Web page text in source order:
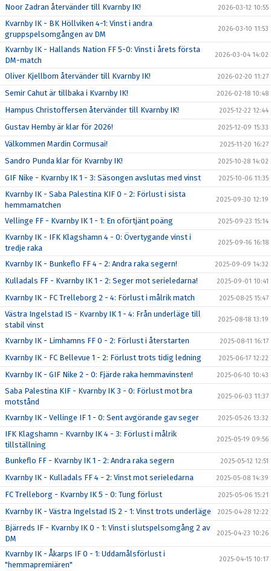
Noor Zadran återvänder till Kvarnby IK! 2026-03-12 10:55
Kvarnby IK - BK Höllviken 4-1: Vinst i andra
gruppspelsomgången av DM
2026-03-10 11:53
Kvarnby IK - Hallands Nation FF 5-0: Vinst i årets första
DM-match
2026-03-04 14:02
Oliver Kjellbom återvänder till Kvarnby IK! 2026-02-20 11:27
Semir Cahut är tillbaka i Kvarnby IK! 2026-02-18 10:48
Hampus Christoffersen återvänder till Kvarnby IK! 2025-12-22 12:44
Gustav Hemby är klar för 2026! 2025-12-09 15:33
Välkommen Mardin Cormusai! 2025-11-20 16:27
Sandro Punda klar för Kvarnby IK! 2025-10-28 14:02
GIF Nike - Kvarnby IK 1 - 3: Säsongen avslutas med vinst 2025-10-06 11:35
Kvarnby IK - Saba Palestina KIF 0 - 2: Förlust i sista
hemmamatchen
2025-09-30 12:19
Vellinge FF - Kvarnby IK 1 - 1: En oförtjänt poäng 2025-09-23 15:14
Kvarnby IK - IFK Klagshamn 4 - 0: Övertygande vinst i
tredje raka
2025-09-16 16:18
Kvarnby IK - Bunkeflo FF 4 - 2: Andra raka segern! 2025-09-09 14:32
Kulladals FF - Kvarnby IK 1 - 2: Seger mot serieledarna! 2025-09-01 10:41
Kvarnby IK - FC Trelleborg 2 - 4: Förlust i målrik match 2025-08-25 15:47
Västra Ingelstad IS - Kvarnby IK 1 - 4: Från underläge till
stabil vinst
2025-08-18 13:19
Kvarnby IK - Limhamns FF 0 - 2: Förlust i återstarten 2025-08-11 16:17
Kvarnby IK - FC Bellevue 1 - 2: Förlust trots tidig ledning 2025-06-17 12:22
Kvarnby IK - GIF Nike 2 - 0: Fjärde raka hemmavinsten! 2025-06-10 10:43
Saba Palestina KIF - Kvarnby IK 3 - 0: Förlust mot bra
motstånd
2025-06-03 11:37
Kvarnby IK - Vellinge IF 1 - 0: Sent avgörande gav seger 2025-05-26 13:32
IFK Klagshamn - Kvarnby IK 4 - 3: Förlust i målrik
tillställning
2025-05-19 09:56
Bunkeflo FF - Kvarnby IK 1 - 2: Andra raka segern 2025-05-12 12:51
Kvarnby IK - Kulladals FF 4 - 2: Vinst mot serieledarna 2025-05-08 14:39
FC Trelleborg - Kvarnby IK 5 - 0: Tung förlust 2025-05-06 15:21
Kvarnby IK - Västra Ingelstad IS 2 - 1: Vinst trots underläge 2025-04-28 12:22
Bjärreds IF - Kvarnby IK 0 - 1: Vinst i slutspelsomgång 2 av
DM
2025-04-23 10:26
Kvarnby IK - Åkarps IF 0 - 1: Uddamålsförlust i
"hemmapremiären"
2025-04-15 10:17